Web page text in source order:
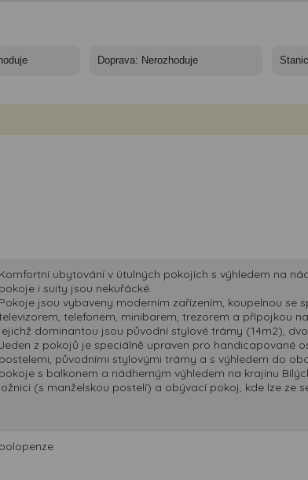
ubytování v útulných pokojích s výhledem na
i suity jsou nekuřácké.
jsou vybaveny moderním zařízením, koupelnou se
telefonem, minibarem, trezorem a přípojkou
dominantou jsou původní stylové trámy (14m2),
z pokojů je speciálně upraven pro handicapované
původními stylovými trámy a s výhledem do
s balkonem a nádherným výhledem na krajinu
(s manželskou postelí) a obývací pokoj, kde lze ze